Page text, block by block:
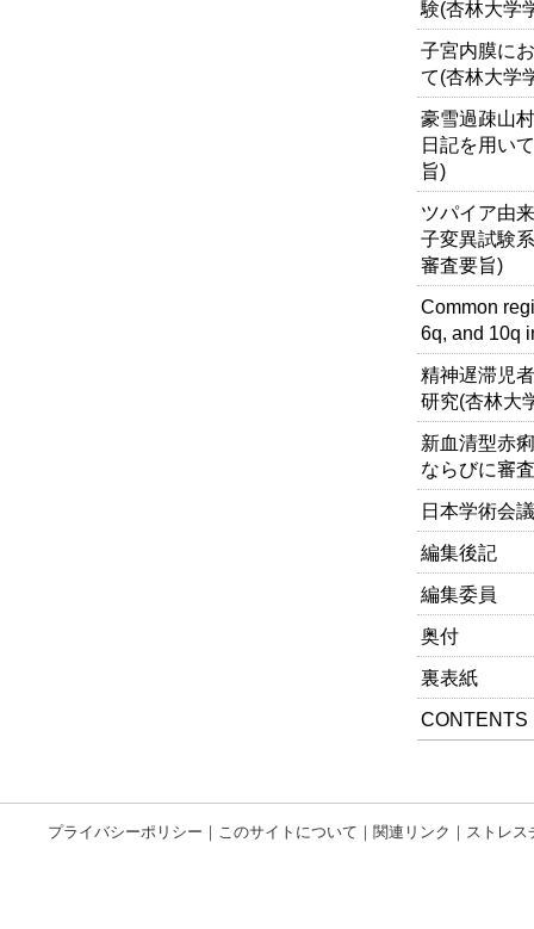
験(杏林大学
子宮内膜に
て(杏林大学
豪雪過疎山
日記を用い
旨)
ツパイア由
子変異試験
審査要旨)
Common
6q, and 10q
精神遅滞児
研究(杏林大
新血清型赤
ならびに審
日本学術会
編集後記
編集委員
奥付
裏表紙
CONTENTS
プライバシーポリシー ｜ このサイトについて ｜ 関連リンク ｜ ストレス